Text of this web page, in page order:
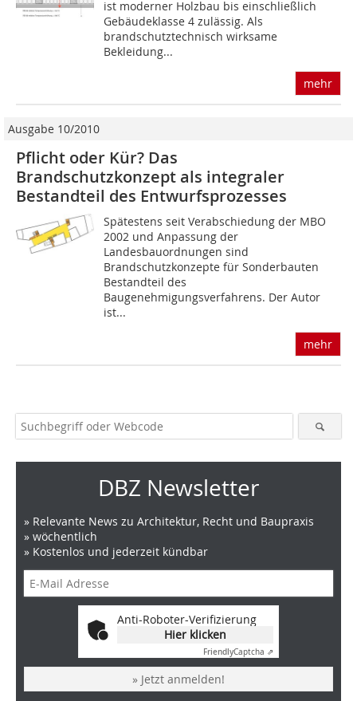
ist moderner Holzbau bis einschließlich
Gebäudeklasse 4 zu­lässig. Als
brandschutztechnisch wirksame
Bekleidung...
mehr
Ausgabe 10/2010
Pflicht oder Kür? Das
Brandschutzkonzept als integraler
Bestandteil des Entwurfsprozesses
Spätestens seit Verabschiedung der MBO
2002 und Anpassung der
Landesbauordnun­gen sind
Brandschutzkonzepte für Sonderbauten
Bestandteil des
Baugenehmigungsverfahrens. Der Autor
ist...
mehr
DBZ Newsletter
» Relevante News zu Architektur, Recht und Baupraxis
» wöchentlich
» Kostenlos und jederzeit kündbar
Anti-Roboter-Verifizierung
Hier klicken
FriendlyCaptcha ⇗
» Jetzt anmelden!